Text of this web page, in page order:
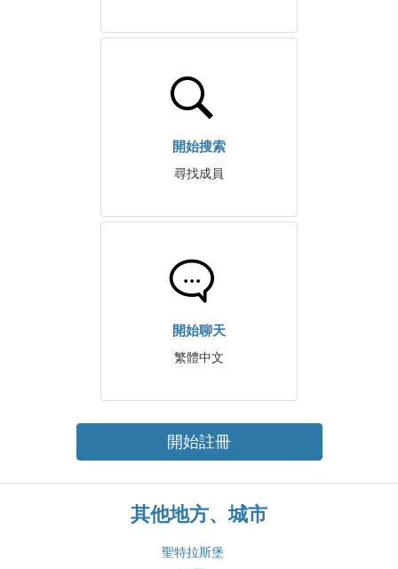
開始搜索
尋找成員
開始聊天
繁體中文
開始註冊
其他地方、城市
聖特拉斯堡